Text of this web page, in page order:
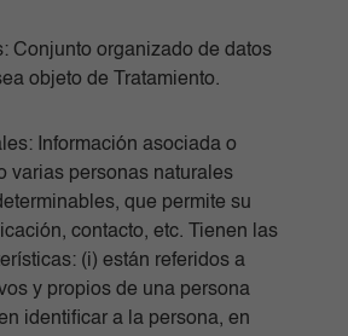
Conjunto organizado de datos
objeto de Tratamiento.
Información asociada o
varias personas naturales
que permite su
contacto, etc. Tienen las
(i) están referidos a
y propios de una persona
identificar a la persona, en